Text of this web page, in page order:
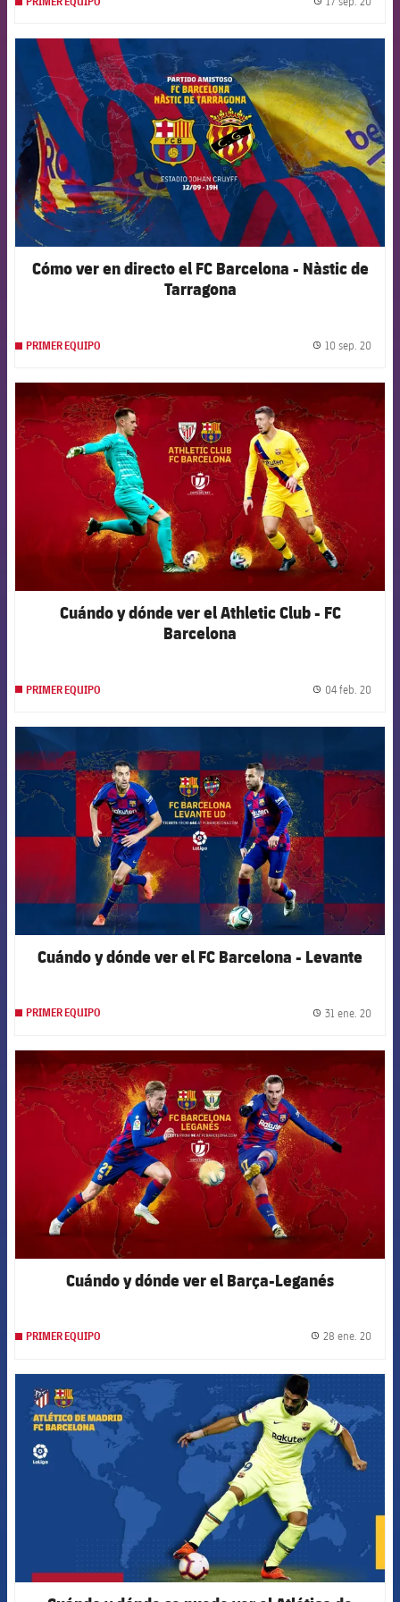
Cómo ver en directo el FC Barcelona - Nàstic de
Tarragona
PRIMER EQUIPO 10 sep. 20
Cuándo y dónde ver el Athletic Club - FC
Barcelona
PRIMER EQUIPO 04 feb. 20
Cuándo y dónde ver el FC Barcelona - Levante
PRIMER EQUIPO 31 ene. 20
Cuándo y dónde ver el Barça-Leganés
PRIMER EQUIPO 28 ene. 20
FCB Barcelona badge